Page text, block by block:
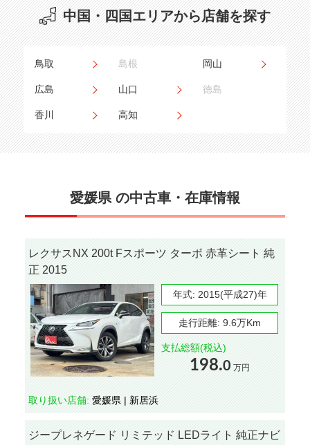
中国・四国エリアから店舗を探す
鳥取 島根 岡山
広島 山口 徳島
香川 高知
愛媛県 の中古車・在庫情報
レクサスNX 200t Fスポーツ ターボ 赤革シート 純
正 2015
年式: 2015(平成27)年
走行距離: 9.6万Km
支払総額(税込)
198.0 万円
取り扱い店舗: 愛媛県 | 新居浜
ジープレネゲード リミテッド LEDライト 純正ナビ